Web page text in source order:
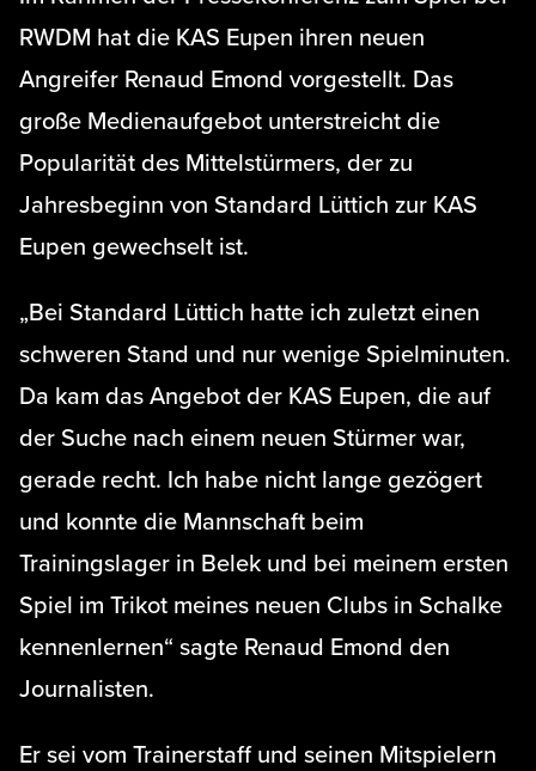
RWDM hat die KAS Eupen ihren neuen
Angreifer Renaud Emond vorgestellt. Das
große Medienaufgebot unterstreicht die
Popularität des Mittelstürmers, der zu
Jahresbeginn von Standard Lüttich zur KAS
Eupen gewechselt ist.
„Bei Standard Lüttich hatte ich zuletzt einen
schweren Stand und nur wenige Spielminuten.
Da kam das Angebot der KAS Eupen, die auf
der Suche nach einem neuen Stürmer war,
gerade recht. Ich habe nicht lange gezögert
und konnte die Mannschaft beim
Trainingslager in Belek und bei meinem ersten
Spiel im Trikot meines neuen Clubs in Schalke
kennenlernen“ sagte Renaud Emond den
Journalisten.
Er sei vom Trainerstaff und seinen Mitspielern